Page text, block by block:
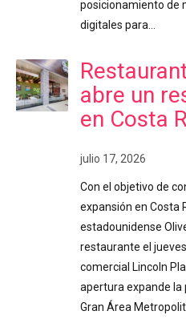
posicionamiento de
digitales para…
abre un
en Costa
julio 17, 2026
Con el objetivo de
expansión en Costa
estadounidense
restaurante el
comercial Lincoln
apertura expande la
Gran Área